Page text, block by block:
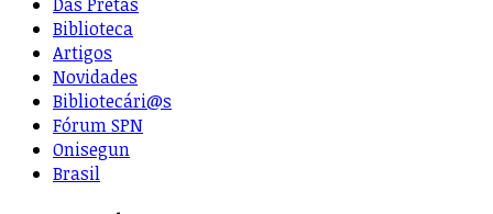
Biblioteca
Artigos
Novidades
Bibliotecári@s
Fórum SPN
Onisegun
Brasil